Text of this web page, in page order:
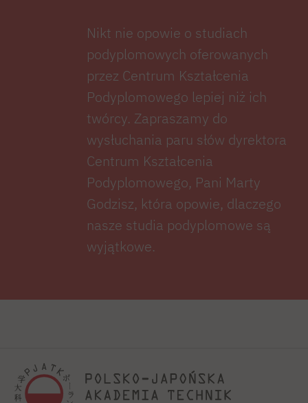
Nikt nie opowie o studiach
podyplomowych oferowanych
przez Centrum Kształcenia
Podyplomowego lepiej niż ich
twórcy. Zapraszamy do
wysłuchania paru słów dyrektora
Centrum Kształcenia
Podyplomowego, Pani Marty
Godzisz, która opowie, dlaczego
nasze studia podyplomowe są
wyjątkowe.